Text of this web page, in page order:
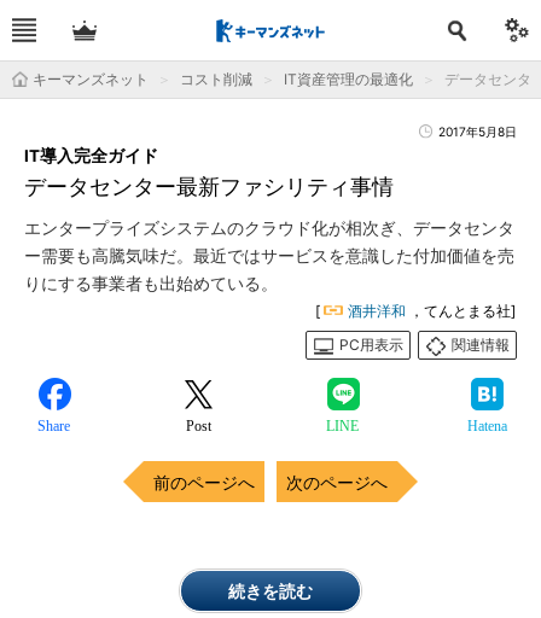
キーマンズネット コスト削減 IT資産管理の最適化 データセンタ
2017年5月8日
データセンター最新ファシリティ事情
IT導入完全ガイド
エンタープライズシステムのクラウド化が相次ぎ、データセンタ
ー需要も高騰気味だ。最近ではサービスを意識した付加価値を売
りにする事業者も出始めている。
[ 酒井洋和 ，てんとまる社]
PC用表示
関連情報
Share Post LINE Hatena
前のページへ 次のページへ
続きを読む